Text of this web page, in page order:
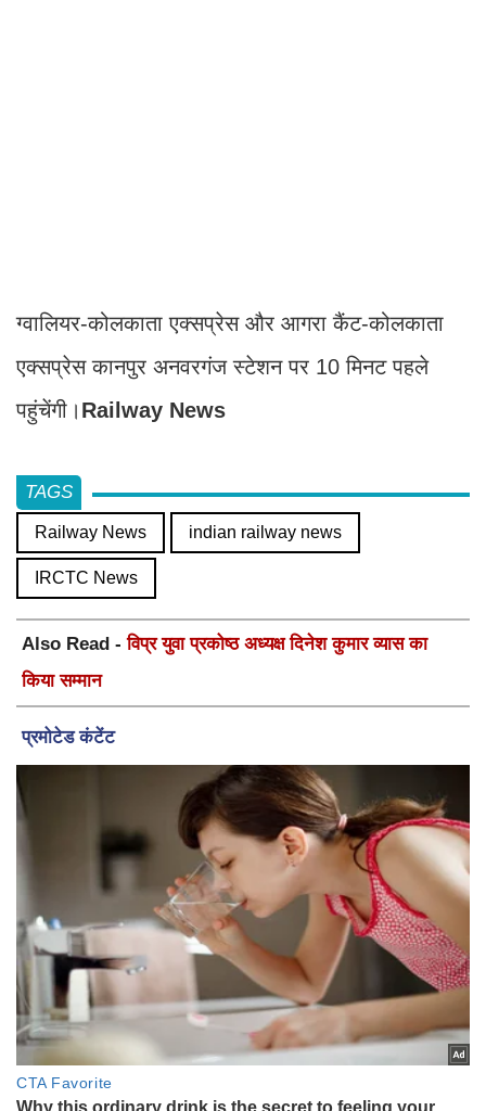
ग्वालियर-कोलकाता एक्सप्रेस और आगरा कैंट-कोलकाता
एक्सप्रेस कानपुर अनवरगंज स्टेशन पर 10 मिनट पहले
पहुंचेंगी। Railway News
TAGS
Railway News indian railway news
IRCTC News
Also Read -विप्र युवा प्रकोष्ठ अध्यक्ष दिनेश कुमार व्यास का
किया सम्मान